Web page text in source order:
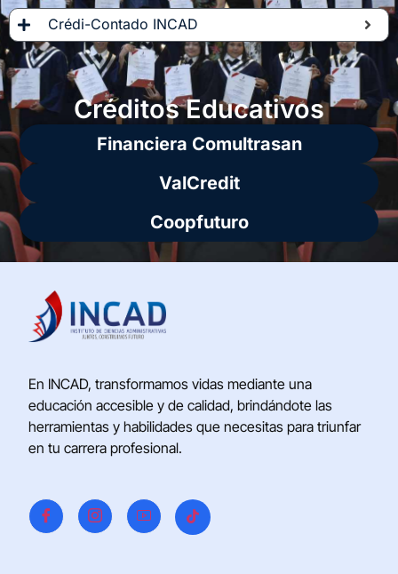
Crédi-Contado INCAD
Créditos Educativos
Financiera Comultrasan
ValCredit
Coopfuturo
En INCAD, transformamos vidas mediante una
educación accesible y de calidad, brindándote las
herramientas y habilidades que necesitas para triunfar
en tu carrera profesional.